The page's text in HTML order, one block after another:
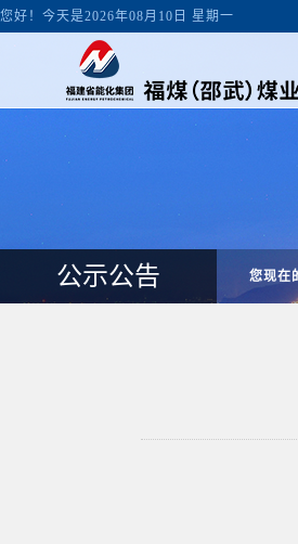
您好！今天是2026年08月10日 星期一
公示公告 您现在